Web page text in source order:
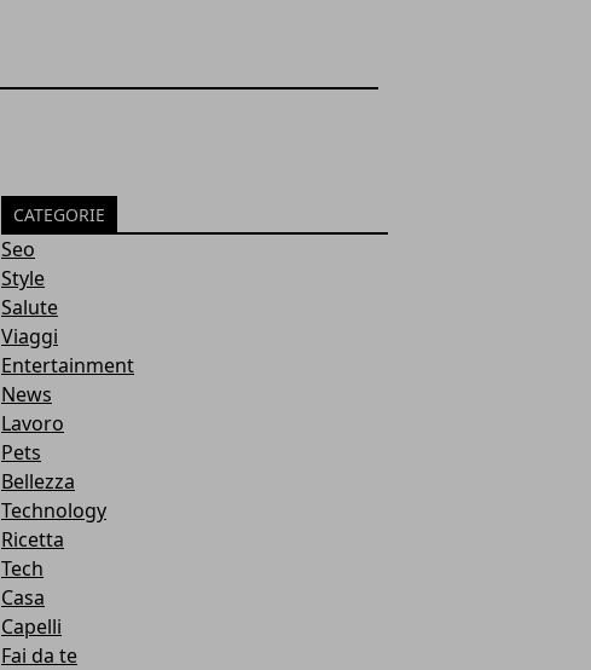
CATEGORIE
Seo
Style
Salute
Viaggi
Entertainment
News
Lavoro
Pets
Bellezza
Technology
Ricetta
Tech
Casa
Capelli
Fai da te